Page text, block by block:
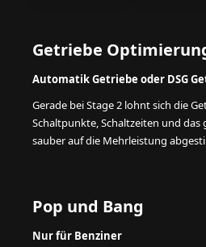
Getriebe
Automatik Getriebe oder DSG
Gerade bei Stage 2 lohnt sich die
Schaltpunkte, Schaltzeiten und das
sauber auf die Mehrleistung
Pop und Bang
Nur für Benziner